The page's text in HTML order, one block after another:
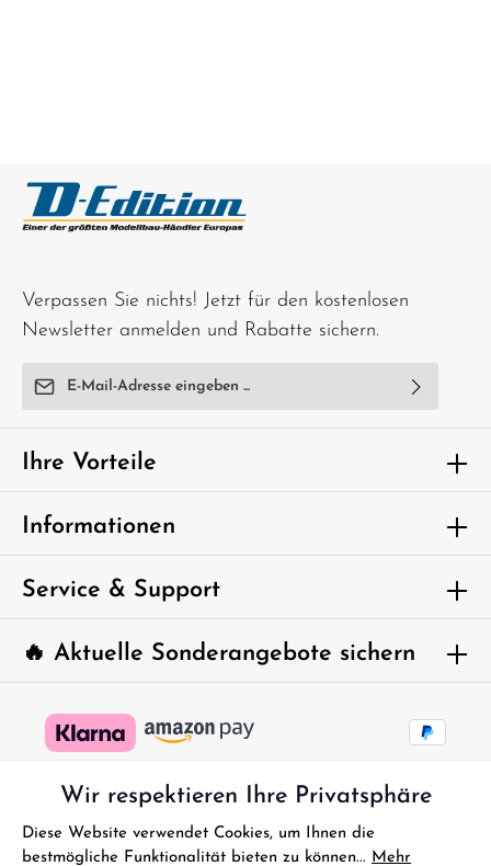
Verpassen Sie nichts! Jetzt für den kostenlosen
Newsletter anmelden und Rabatte sichern.
E-Mail-Adresse*
Ich habe dieDatenschutzbestimmungenzur Kenntnis
genommen und die
einverstanden.
Um weiterzugehen, geben Sie die oben
abgebildeten Zeichen ein*
🔥 Aktuelle Sonderangebote sichern
Ihre Vorteile
Informationen
Service & Support
Wir respektieren Ihre Privatsphäre
Diese Website verwendet Cookies, um Ihnen die
bestmögliche Funktionalität bieten zu können... Mehr